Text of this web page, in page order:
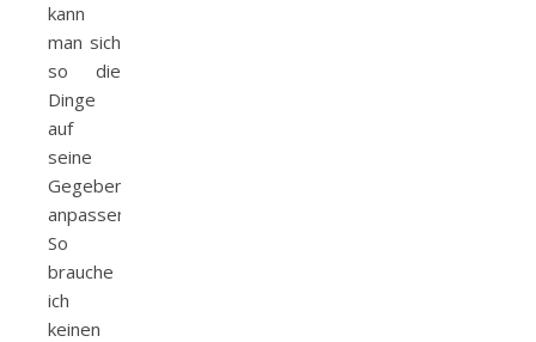
kann
man sich
so die
Dinge
auf
seine
Gegebenheiten
anpassen.
So
brauche
ich
keinen